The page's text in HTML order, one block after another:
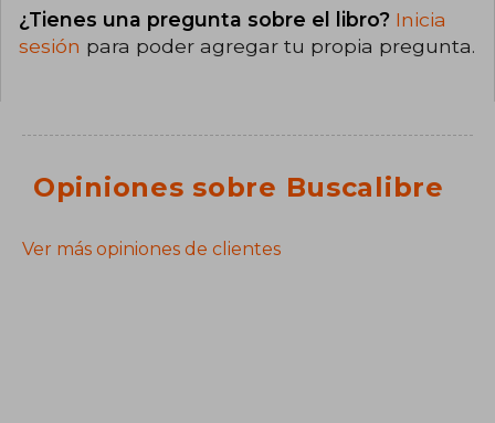
¿Tienes una pregunta sobre el libro? Inicia
sesión para poder agregar tu propia pregunta.
Opiniones sobre Buscalibre
Ver más opiniones de clientes